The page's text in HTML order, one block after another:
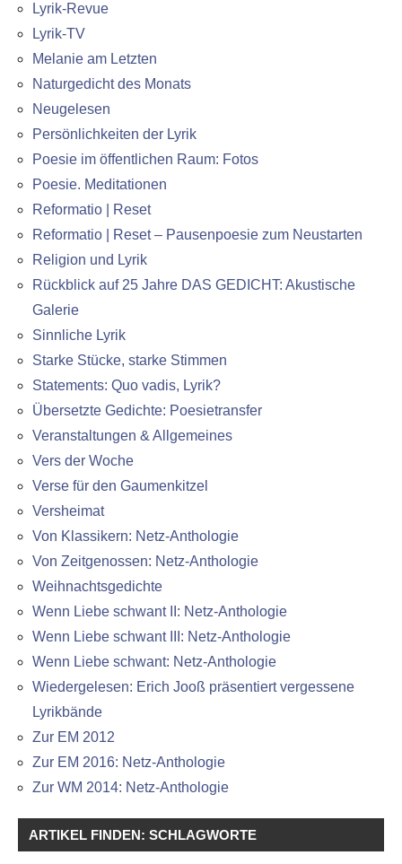
Lyrik-Revue
Lyrik-TV
Melanie am Letzten
Naturgedicht des Monats
Neugelesen
Persönlichkeiten der Lyrik
Poesie im öffentlichen Raum: Fotos
Poesie. Meditationen
Reformatio | Reset
Reformatio | Reset – Pausenpoesie zum Neustarten
Religion und Lyrik
Rückblick auf 25 Jahre DAS GEDICHT: Akustische
Galerie
Sinnliche Lyrik
Starke Stücke, starke Stimmen
Statements: Quo vadis, Lyrik?
Übersetzte Gedichte: Poesietransfer
Veranstaltungen & Allgemeines
Vers der Woche
Verse für den Gaumenkitzel
Versheimat
Von Klassikern: Netz-Anthologie
Von Zeitgenossen: Netz-Anthologie
Weihnachtsgedichte
Wenn Liebe schwant II: Netz-Anthologie
Wenn Liebe schwant III: Netz-Anthologie
Wenn Liebe schwant: Netz-Anthologie
Wiedergelesen: Erich Jooß präsentiert vergessene
Lyrikbände
Zur EM 2012
Zur EM 2016: Netz-Anthologie
Zur WM 2014: Netz-Anthologie
ARTIKEL FINDEN: SCHLAGWORTE